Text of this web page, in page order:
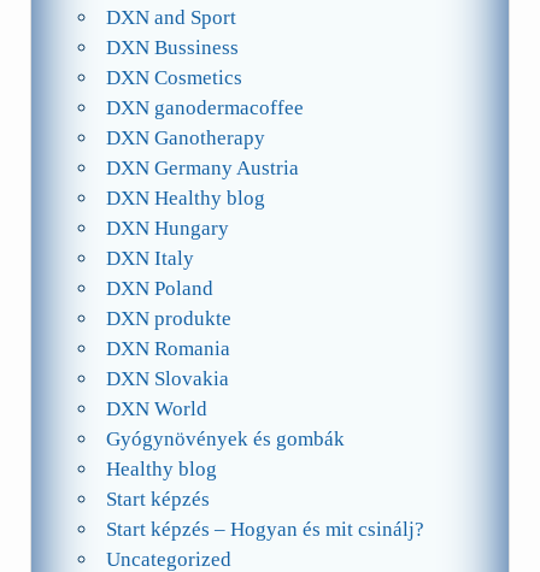
DXN and Sport
DXN Bussiness
DXN Cosmetics
DXN ganodermacoffee
DXN Ganotherapy
DXN Germany Austria
DXN Healthy blog
DXN Hungary
DXN Italy
DXN Poland
DXN produkte
DXN Romania
DXN Slovakia
DXN World
Gyógynövények és gombák
Healthy blog
Start képzés
Start képzés – Hogyan és mit csinálj?
Uncategorized